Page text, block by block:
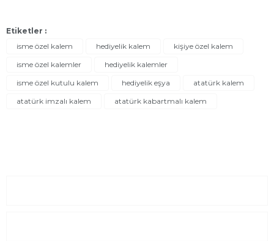
Etiketler :
isme özel kalem
hediyelik kalem
kişiye özel kalem
isme özel kalemler
hediyelik kalemler
isme özel kutulu kalem
hediyelik eşya
atatürk kalem
atatürk imzalı kalem
atatürk kabartmalı kalem